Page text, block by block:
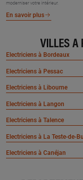
moderniser votre intérieur.
En savoir plus
VILLES À
Electriciens à Bordeaux
Electriciens à Pessac
Electriciens à Libourne
Electriciens à Langon
Electriciens à Talence
Electriciens à La Teste-de-
Electriciens à Canéjan